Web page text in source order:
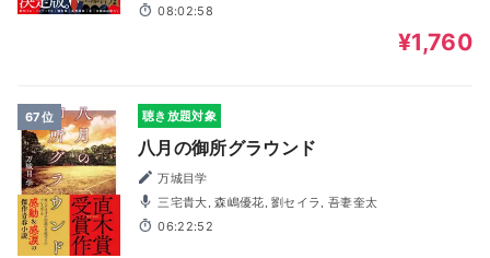
08:02:58
¥1,760
67位 聴き放題対象
八月の御所グラウンド
万城目学
三宅貴大, 森嶋優花, 劉セイラ, 吾妻奎太
06:22:52